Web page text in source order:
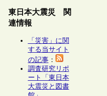
東日本大震災 関
連情報
「災害」に関
する当サイト
の記事：
調査研究リポ
ート「東日本
大震災と図書